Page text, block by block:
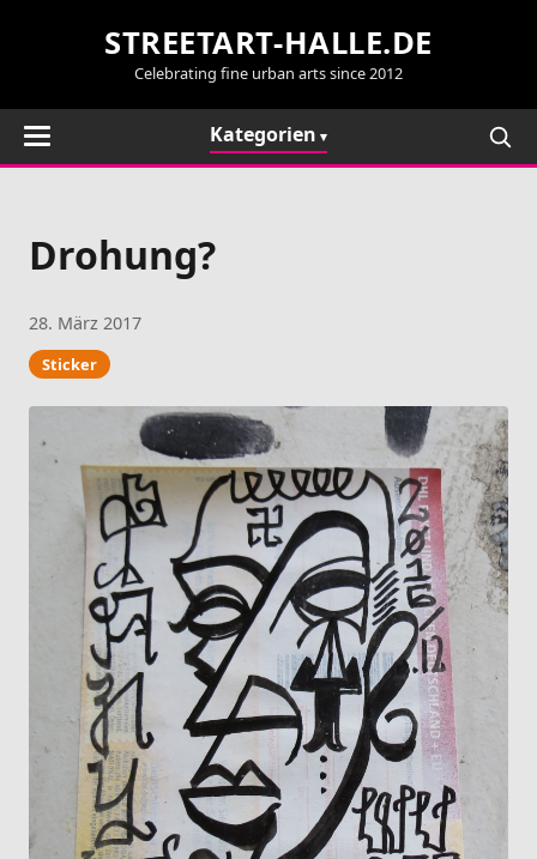
STREETART-HALLE.DE
Celebrating fine urban arts since 2012
Kategorien
Drohung?
28. März 2017
Sticker